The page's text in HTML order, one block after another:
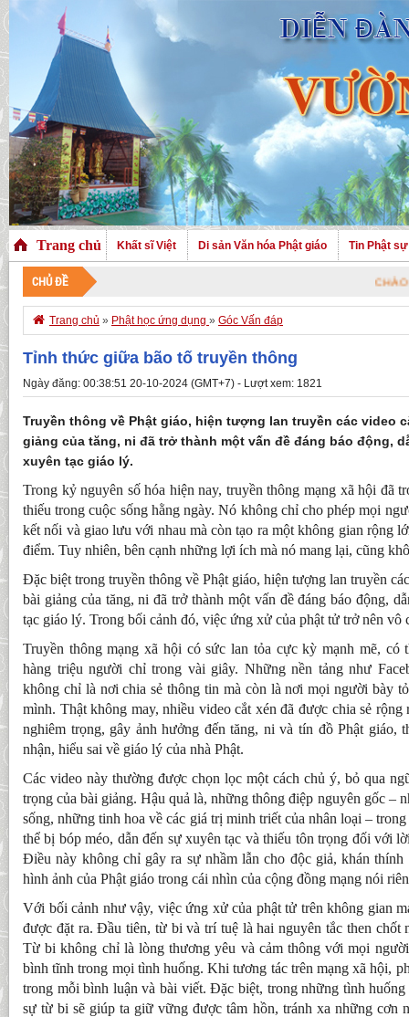
Trang chủ Khất sĩ Việt Di sản Văn hóa Phật giáo Tin Phật sự
CHỦ ĐỀ CHÀO MỪNG
 Trang chủ » Phật học ứng dụng » Góc Vấn đáp
Tỉnh thức giữa bão tố truyền thông
Ngày đăng: 00:38:51 20-10-2024 (GMT+7) - Lượt xem: 1821
Truyền thông về Phật giáo, hiện tượng lan truyền các video
giảng của tăng, ni đã trở thành một vấn đề đáng báo động,
xuyên tạc giáo lý.
Trong kỷ nguyên số hóa hiện nay, truyền thông mạng xã hội đã
thiếu trong cuộc sống hằng ngày. Nó không chỉ cho phép mọi
kết nối và giao lưu với nhau mà còn tạo ra một không gian rộng
điểm. Tuy nhiên, bên cạnh những lợi ích mà nó mang lại, cũng
Đặc biệt trong truyền thông về Phật giáo, hiện tượng lan truyền
bài giảng của tăng, ni đã trở thành một vấn đề đáng báo động,
tạc giáo lý. Trong bối cảnh đó, việc ứng xử của phật tử trở nên vô
Truyền thông mạng xã hội có sức lan tỏa cực kỳ mạnh mẽ, có
hàng triệu người chỉ trong vài giây. Những nền tảng như
không chỉ là nơi chia sẻ thông tin mà còn là nơi mọi người bày
mình. Thật không may, nhiều video cắt xén đã được chia sẻ rộng
nghiêm trọng, gây ảnh hưởng đến tăng, ni và tín đồ Phật giáo,
nhận, hiểu sai về giáo lý của nhà Phật.
Các video này thường được chọn lọc một cách chủ ý, bỏ qua
trọng của bài giảng. Hậu quả là, những thông điệp nguyên gốc –
sống, những tinh hoa về các giá trị minh triết của nhân loại –
thể bị bóp méo, dẫn đến sự xuyên tạc và thiếu tôn trọng đối với
Điều này không chỉ gây ra sự nhầm lẫn cho độc giả, khán thính
hình ảnh của Phật giáo trong cái nhìn của cộng đồng mạng nói
Với bối cảnh như vậy, việc ứng xử của phật tử trên không gian
được đặt ra. Đầu tiên, từ bi và trí tuệ là hai nguyên tắc then chốt
Từ bi không chỉ là lòng thương yêu và cảm thông với mọi
bình tĩnh trong mọi tình huống. Khi tương tác trên mạng xã hội,
trong mỗi bình luận và bài viết. Đặc biệt, trong những tình
sự từ bi sẽ giúp ta giữ vững được tâm hồn, tránh xa những cơn